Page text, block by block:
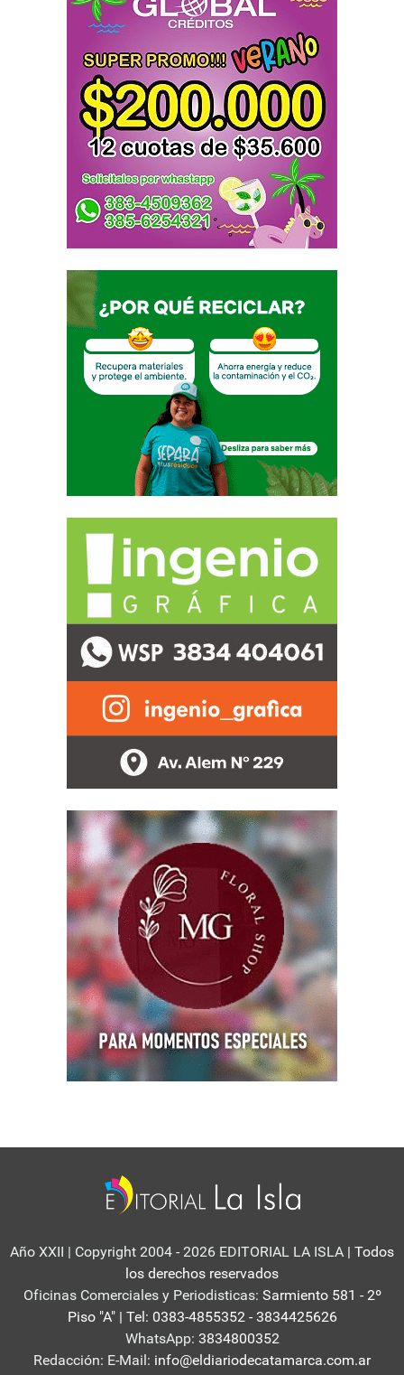
Año XXII | Copyright 2004 - 2026 EDITORIAL LA ISLA | Todos
los derechos reservados
Oficinas Comerciales y Periodisticas: Sarmiento 581 - 2º
Piso "A" | Tel: 0383-4855352 - 3834425626
WhatsApp: 3834800352
Redacción: E-Mail: info@eldiariodecatamarca.com.ar